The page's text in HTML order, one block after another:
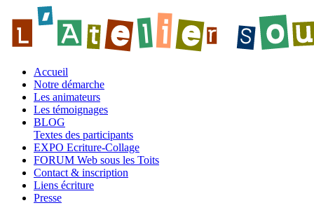
Accueil
Notre démarche
Les animateurs
Les témoignages
BLOG
Textes des participants
EXPO Ecriture-Collage
FORUM Web sous les Toits
Contact & inscription
Liens écriture
Presse